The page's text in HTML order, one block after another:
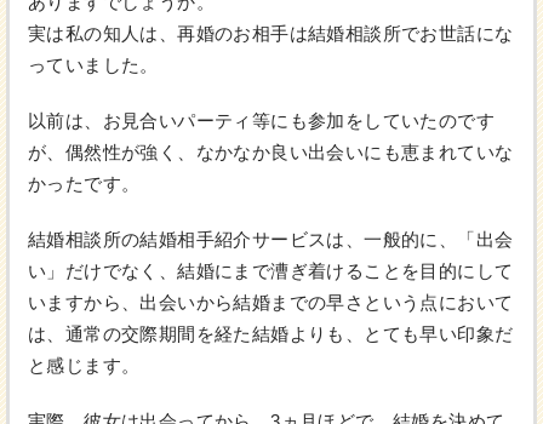
実は私の知人は、再婚のお相手は結婚相談所でお世話にな
っていました。
以前は、お見合いパーティ等にも参加をしていたのです
が、偶然性が強く、なかなか良い出会いにも恵まれていな
かったです。
結婚相談所の結婚相手紹介サービスは、一般的に、「出会
い」だけでなく、結婚にまで漕ぎ着けることを目的にして
いますから、出会いから結婚までの早さという点において
は、通常の交際期間を経た結婚よりも、とても早い印象だ
と感じます。